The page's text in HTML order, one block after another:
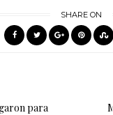
SHARE ON
para